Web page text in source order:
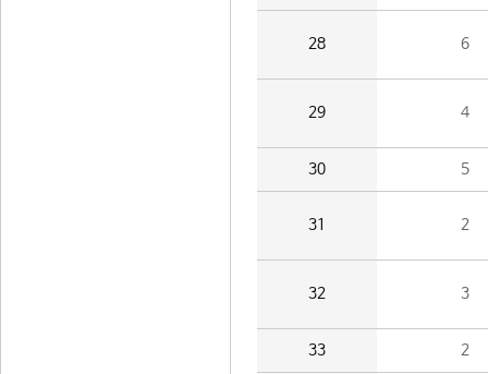
28 6
29 4
30 5
31 2
32 3
33 2